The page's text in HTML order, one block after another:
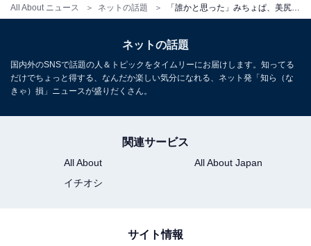
All About ニュース ネットの話題
ネットの話題
国内外のSNSで話題の人＆トピックをタイムリーにお届けします。知ってる
だけでちょっと得する、なんだか楽しい気分になれる、ネット発「知ら（な
きゃ）損」ニュースが盛りだくさん。
関連サービス
All About
All About Japan
イチオシ
サイト情報